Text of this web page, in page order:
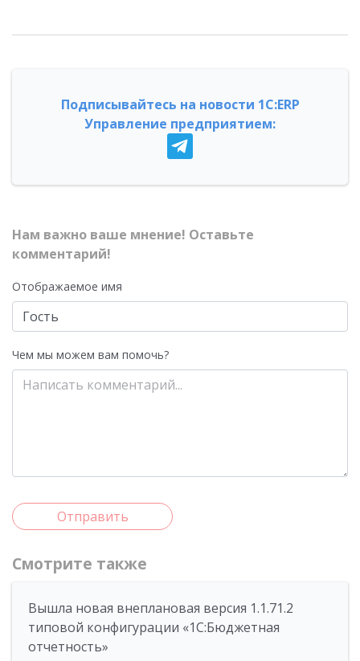
Подписывайтесь на новости 1С:ERP
Управление предприятием:
Нам важно ваше мнение! Оставьте
комментарий!
Отображаемое имя
Чем мы можем вам помочь?
Отправить
Смотрите также
Вышла новая внеплановая версия 1.1.71.2
типовой конфигурации «1C:Бюджетная
отчетность»